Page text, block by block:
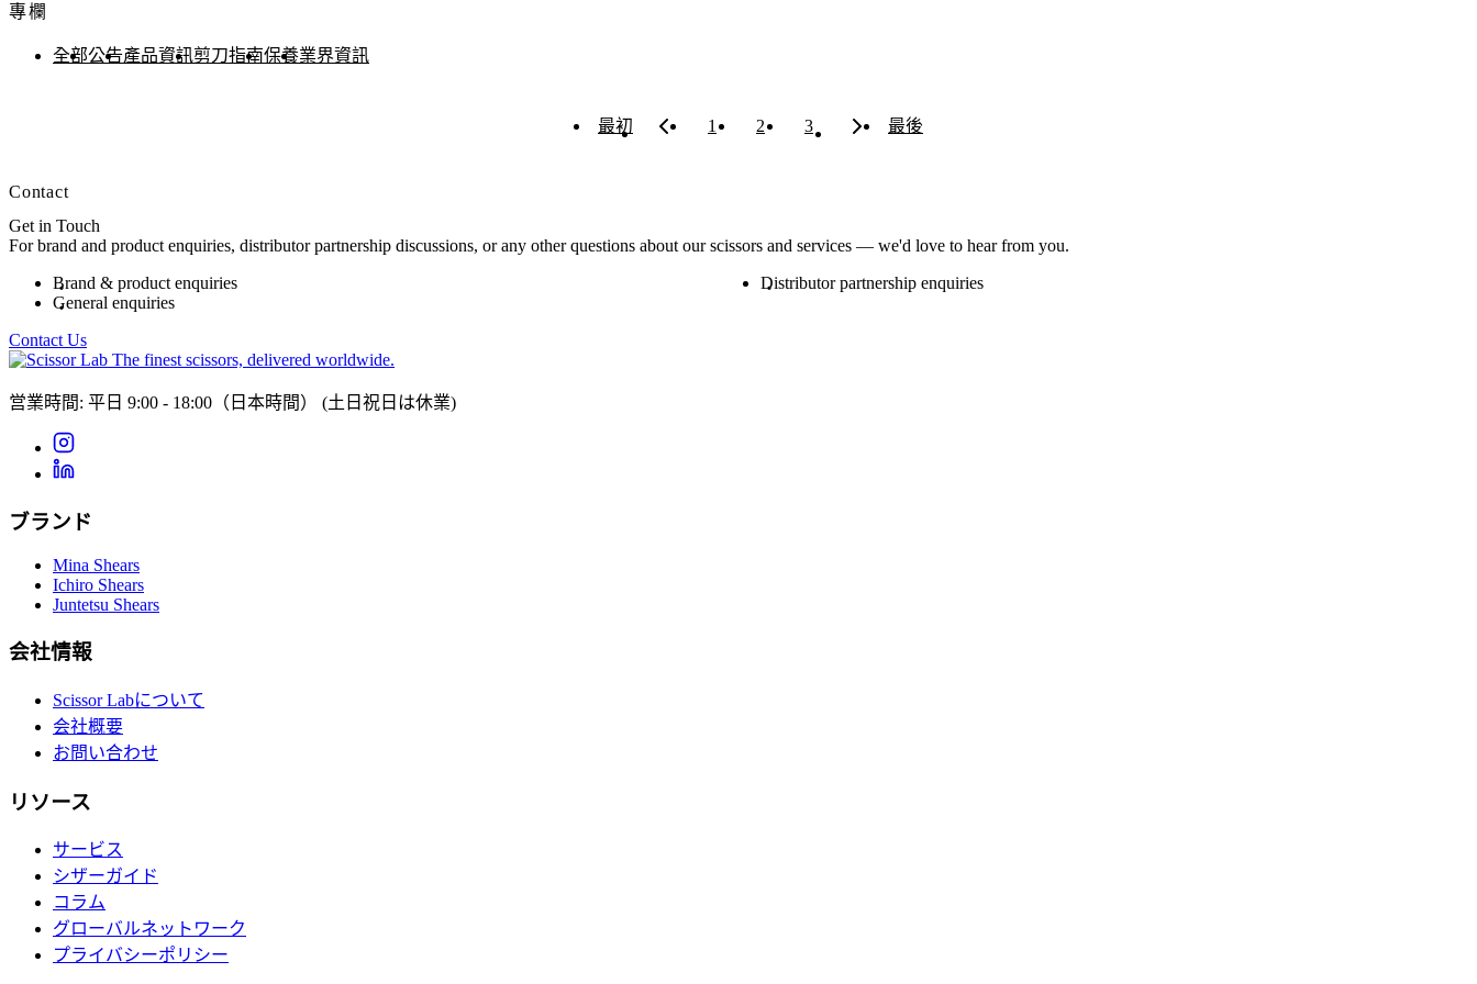
專欄
全部公告產品資訊剪刀指南保養業界資訊
最初 1 2 3 最後
Contact
Get in Touch
For brand and product enquiries, distributor partnership discussions, or any other questions about our scissors and services — we'd love to hear from you.
Brand & product enquiries
Distributor partnership enquiries
General enquiries
Contact Us
The finest scissors, delivered worldwide.
営業時間: 平日 9:00 - 18:00（日本時間） (土日祝日は休業)
ブランド
Mina Shears
Ichiro Shears
Juntetsu Shears
会社情報
Scissor Labについて
会社概要
お問い合わせ
リソース
サービス
シザーガイド
コラム
グローバルネットワーク
プライバシーポリシー